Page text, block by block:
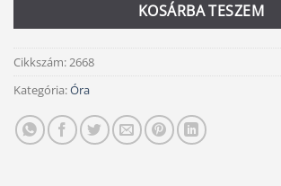
KOSÁRBA TESZEM
Cikkszám:2668
Kategória:Óra